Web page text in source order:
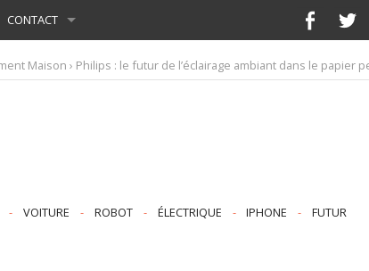
CONTACT
Maison › Philips : le futur de l’éclairage ambiant dans le papier
- VOITURE - ROBOT - ÉLECTRIQUE - IPHONE - FUTUR